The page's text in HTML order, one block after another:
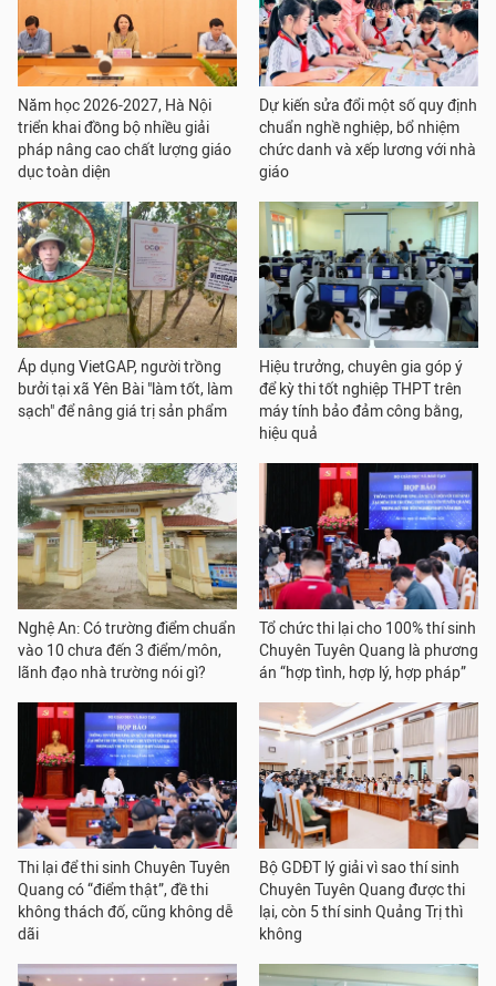
Năm học 2026-2027, Hà Nội
triển khai đồng bộ nhiều giải
pháp nâng cao chất lượng giáo
dục toàn diện
Dự kiến sửa đổi một số quy định
chuẩn nghề nghiệp, bổ nhiệm
chức danh và xếp lương với nhà
giáo
Áp dụng VietGAP, người trồng
bưởi tại xã Yên Bài "làm tốt, làm
sạch" để nâng giá trị sản phẩm
Hiệu trưởng, chuyên gia góp ý
để kỳ thi tốt nghiệp THPT trên
máy tính bảo đảm công bằng,
hiệu quả
Nghệ An: Có trường điểm chuẩn
vào 10 chưa đến 3 điểm/môn,
lãnh đạo nhà trường nói gì?
Tổ chức thi lại cho 100% thí sinh
Chuyên Tuyên Quang là phương
án “hợp tình, hợp lý, hợp pháp”
Thi lại để thi sinh Chuyên Tuyên
Quang có “điểm thật”, đề thi
không thách đố, cũng không dễ
dãi
Bộ GDĐT lý giải vì sao thí sinh
Chuyên Tuyên Quang được thi
lại, còn 5 thí sinh Quảng Trị thì
không